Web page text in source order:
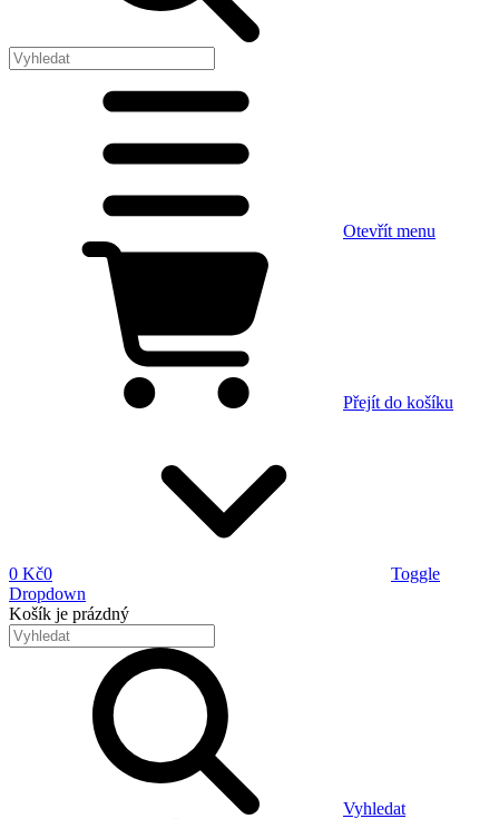
Otevřít menu
Přejít do košíku
0 Kč0
Toggle
Dropdown
Košík je prázdný
Vyhledat